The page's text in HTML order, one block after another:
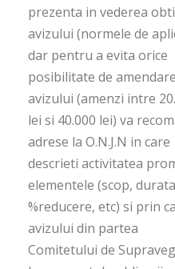
prezenta in vederea
avizului (normele de
dar pentru a evita orice
posibilitate de
avizului (amenzi intre
lei si 40.000 lei) va
adrese la O.N.J.N in care
descrieti activitatea
elementele (scop,
%reducere, etc) si prin
avizului din partea
Comitetului de